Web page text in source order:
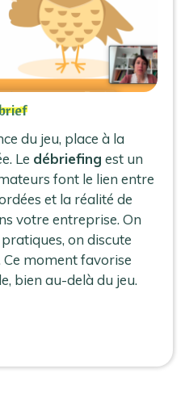
du jeu, place à la
Le débriefing est un
font le lien entre
et la réalité de
votre entreprise. On
on discute
Ce moment favorise
bien au-delà du jeu.